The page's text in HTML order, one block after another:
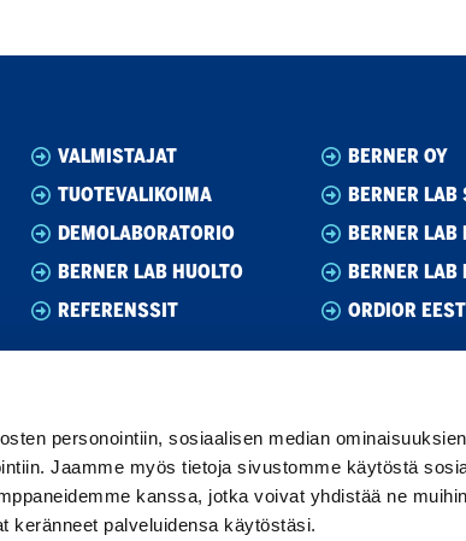
personointiin, sosiaalisen median ominaisuuksien
Jaamme myös tietoja sivustomme käytöstä
kanssa, jotka voivat yhdistää ne
keränneet palveluidensa käytöstäsi.
VALMISTAJAT
TUOTEVALIKOIMA
DEMOLABORATORIO
BERNER LAB HUOLTO
REFERENSSIT
BERNER OY
BERNER LAB
BERNER LAB
BERNER LAB
ORDIOR